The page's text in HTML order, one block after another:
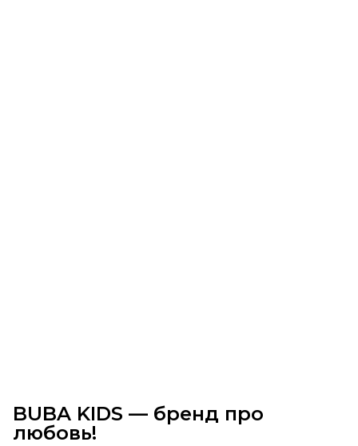
BUBA KIDS — бренд про
любовь!